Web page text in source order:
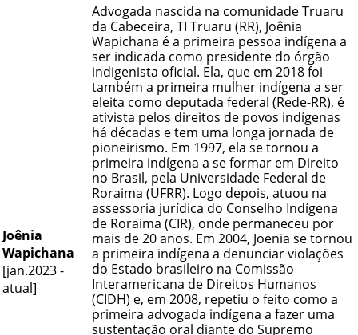
Joênia
Wapichana
[jan.2023 -
atual]
Advogada nascida na comunidade Truaru
da Cabeceira, TI Truaru (RR), Joênia
Wapichana é a primeira pessoa indígena a
ser indicada como presidente do órgão
indigenista oficial. Ela, que em 2018 foi
também a primeira mulher indígena a ser
eleita como deputada federal (Rede-RR), é
ativista pelos direitos de povos indígenas
há décadas e tem uma longa jornada de
pioneirismo. Em 1997, ela se tornou a
primeira indígena a se formar em Direito
no Brasil, pela Universidade Federal de
Roraima (UFRR). Logo depois, atuou na
assessoria jurídica do Conselho Indígena
de Roraima (CIR), onde permaneceu por
mais de 20 anos. Em 2004, Joenia se tornou
a primeira indígena a denunciar violações
do Estado brasileiro na Comissão
Interamericana de Direitos Humanos
(CIDH) e, em 2008, repetiu o feito como a
primeira advogada indígena a fazer uma
sustentação oral diante do Supremo